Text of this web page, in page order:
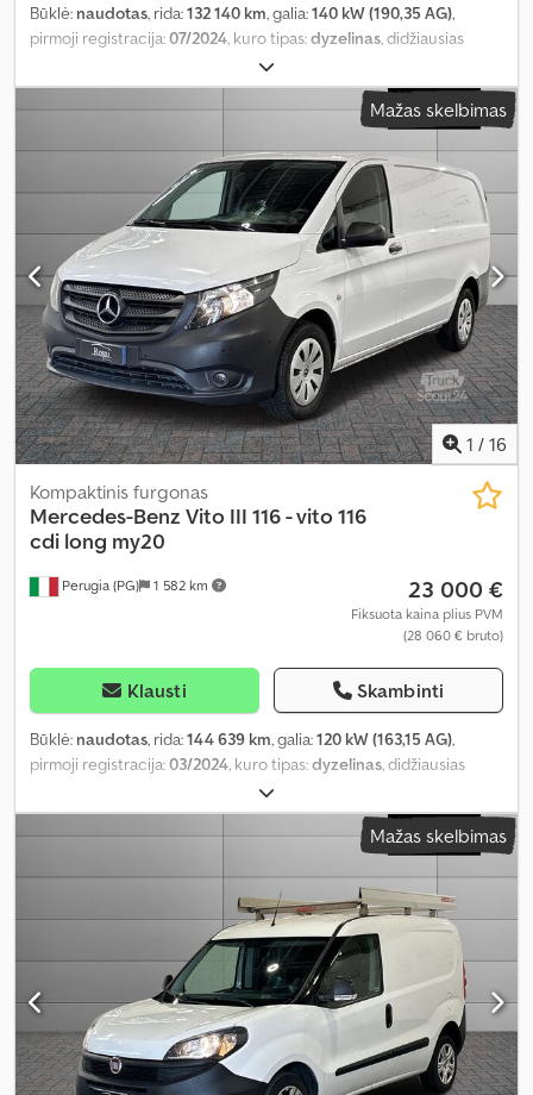
Būklė: naudotas, rida:132 140 km, galia:140 kW (190,35 AG),
pirmoji registracija:07/2024, kuro tipas:dyzelinas, didžiausias
, ašių konfigūracija:
automatinis, emisijos klasė:Euro 6, pakaba:plienas, sėdimų vietų
skaičius:2, Įranga:oro kondicionavimas, vairo stiprintuvas,
Mažas skelbimas
1 / 16
Perugia (PG) 1 582 km
Kompaktinis furgonas
Mercedes-Benz Vito III 116 - vito 116
cdi long my20
23 000 €
Fiksuota kaina plius PVM
(28 060 € bruto)
Klausti Skambinti
Būklė: naudotas, rida:144 639 km, galia:120 kW (163,15 AG),
pirmoji registracija:03/2024, kuro tipas:dyzelinas, didžiausias
, ašių konfigūracija:
tipas:mechaninis, emisijos klasė:Euro 6, pakaba:plienas, sėdimų
vietų skaičius:3, Įranga:oro kondicionavimas, vairo stiprintuvas,
Mažas skelbimas